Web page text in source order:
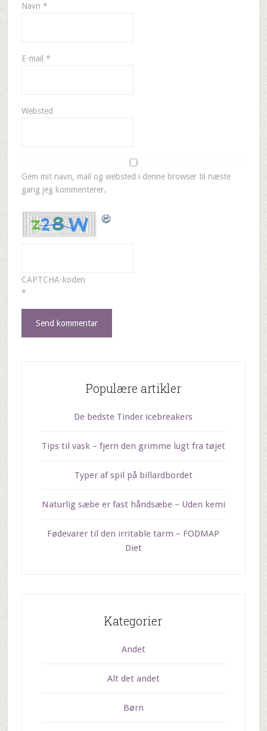
Navn *
E-mail *
Websted
Gem mit navn, mail og websted i denne browser til næste
gang jeg kommenterer.
CAPTCHA-koden
*
Populære artikler
De bedste Tinder icebreakers
Tips til vask – fjern den grimme lugt fra tøjet
Typer af spil på billardbordet
Naturlig sæbe er fast håndsæbe – Uden kemi
Fødevarer til den irritable tarm – FODMAP
Diet
Kategorier
Andet
Alt det andet
Børn